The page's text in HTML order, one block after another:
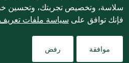
سلاسة، وتخصيص تجربتك، وتحسين
فإنك توافق على سياسة ملفات تعريف
موافقة رفض